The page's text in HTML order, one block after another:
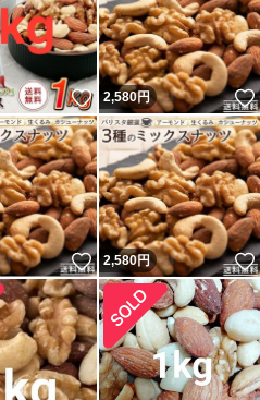
いいね！
2,580円
いいね！
2,580円